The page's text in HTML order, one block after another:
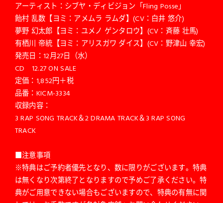
アーティスト：シブヤ・ディビジョン「Fling Posse」
飴村 乱数【ヨミ：アメムラ ラムダ】(CV：白井 悠介)
夢野 幻太郎【ヨミ：ユメノ ゲンタロウ】(CV：斉藤 壮馬)
有栖川 帝統【ヨミ：アリスガワ ダイス】(CV：野津山 幸宏)
発売日：12月27日（水）
CD 12.27 ON SALE
定価：1,852円＋税
品番：KICM-3334
収録内容：
3 RAP SONG TRACK＆2 DRAMA TRACK＆3 RAP SONG
TRACK
■注意事項
※特典はご予約者優先となり、数に限りがございます。特典
は無くなり次第終了となりますので予めご了承ください。特
典がご用意できない場合もございますので、特典の有無に関